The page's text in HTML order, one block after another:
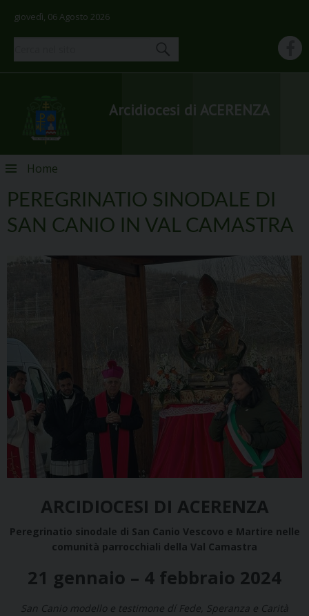
giovedì, 06 Agosto 2026
Arcidiocesi di ACERENZA
Skip
content
Home
PEREGRINATIO SINODALE DI
SAN CANIO IN VAL CAMASTRA
ARCIDIOCESI DI ACERENZA
Peregrinatio sinodale di San Canio Vescovo e Martire nelle
comunità parrocchiali della Val Camastra
21 gennaio – 4 febbraio 2024
San Canio modello e testimone dí Fede, Speranza e Carità